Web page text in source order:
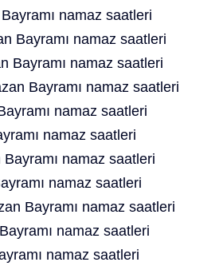
namaz saatleri
Bayramı namaz saatleri
Bayramı namaz saatleri
Bayramı namaz saatleri
namaz saatleri
namaz saatleri
namaz saatleri
namaz saatleri
Bayramı namaz saatleri
namaz saatleri
namaz saatleri